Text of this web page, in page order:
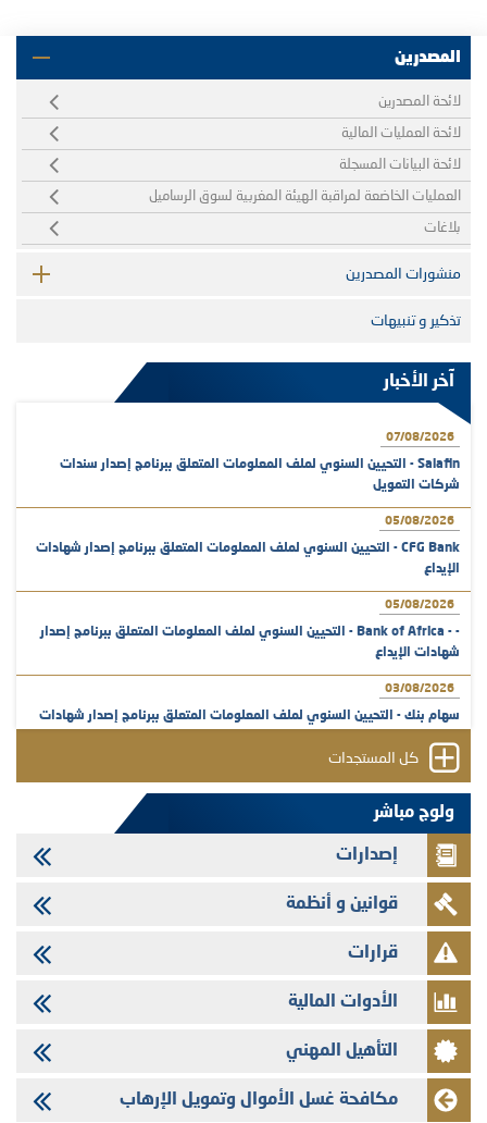
المصدرين
لائحة المصدرين
لائحة العمليات المالية
لائحة البيانات المسجلة
العمليات الخاضعة لمراقبة الهيئة المغربية لسوق الرساميل
بلاغات
منشورات المصدرين
تذكير و تنبيهات
آخر الأخبار
07/08/2026
Salafin - التحيين السنوي لملف المعلومات المتعلق ببرنامج إصدار سندات
شركات التمويل
05/08/2026
CFG Bank - التحيين السنوي لملف المعلومات المتعلق ببرنامج إصدار شهادات
الإيداع
05/08/2026
- - Bank of Africa - التحيين السنوي لملف المعلومات المتعلق ببرنامج إصدار
شهادات الإيداع
03/08/2026
سهام بنك - التحيين السنوي لملف المعلومات المتعلق ببرنامج إصدار شهادات
31/07/2026
VEOLIA ENVIRONNEMENT - تؤشر الهيئة المغربية لسوق الرساميل على
المنشور النهائي المتعلق بالزيادة في الرأسمال المخصصة لأجراء المجموعة
29/07/2026
وفابايل - التحيين السنوي لملف المعلومات المتعلق ببرنامج إصدار سندات
شركات التمويل
29/07/2026
تهنئة بمناسبة عيد العرش المجيد
29/07/2026
تنشر الهيئة المغربية لسوق الرساميل العدد الرابع عشر من مجلة سوق الرساميل
28/07/2026
Med Paper - تجاوز حد المساهمة 5%
كل المستجدات
ولوج مباشر
إصدارات
قوانين و أنظمة
قرارات
الأدوات المالية
التأهيل المهني
مكافحة غسل الأموال وتمويل الإرهاب